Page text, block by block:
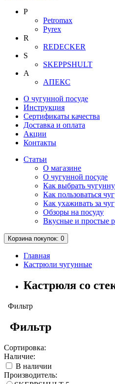
P
Petromax
Pyrex
R
REDECKER
S
SKEPPSHULT
А
АПЕКС
О чугунной посуде
Инструкция
Сертификаты качества
Доставка и оплата
Акции
Контакты
Статьи
О магазине
О чугунной посуде
Как выбрать
Как пользоваться
Как ухаживать за
Обзоры на посуду
Вкусные и простые
Корзинапокупок: 0
Главная
Кастрюли чугунные
Кастрюля со
Фильтр
Фильтр
Сортировка:
Наличие:
В наличии
Производитель: